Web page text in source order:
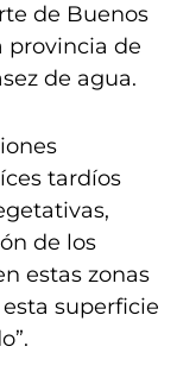
de Buenos
provincia de
de agua.
tardíos
de los
estas zonas
superficie